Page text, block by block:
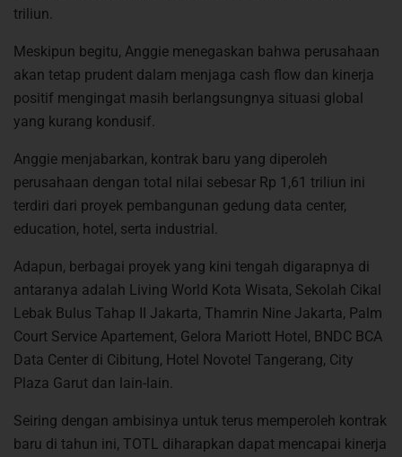
triliun.
Meskipun begitu, Anggie menegaskan bahwa perusahaan
akan tetap prudent dalam menjaga cash flow dan kinerja
positif mengingat masih berlangsungnya situasi global
yang kurang kondusif.
Anggie menjabarkan, kontrak baru yang diperoleh
perusahaan dengan total nilai sebesar Rp 1,61 triliun ini
terdiri dari proyek pembangunan gedung data center,
education, hotel, serta industrial.
Adapun, berbagai proyek yang kini tengah digarapnya di
antaranya adalah Living World Kota Wisata, Sekolah Cikal
Lebak Bulus Tahap II Jakarta, Thamrin Nine Jakarta, Palm
Court Service Apartement, Gelora Mariott Hotel, BNDC BCA
Data Center di Cibitung, Hotel Novotel Tangerang, City
Plaza Garut dan lain-lain.
Seiring dengan ambisinya untuk terus memperoleh kontrak
baru di tahun ini, TOTL diharapkan dapat mencapai kinerja